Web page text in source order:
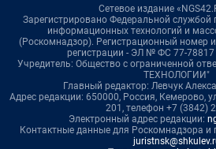
Сетевое издание
Зарегистрировано Федеральной службой
информационных технологий и
(Роскомнадзор). Регистрационный номер
регистрации - ЭЛ № ФС 77-78817
Учредитель: Общество с ограниченной
ТЕХНОЛОГИИ"
Главный редактор: Левчук
Адрес редакции: 650000, Россия, Кемерово,
201, телефон +7 (3842)
Электронный адрес редакции:
Контактные данные для Роскомнадзора и